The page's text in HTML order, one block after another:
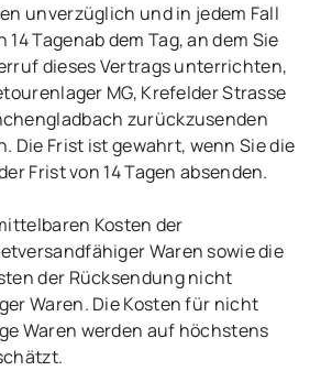
unverzüglich und in jedem Fall
14Tagenab dem Tag, an dem Sie
dieses Vertrags unterrichten,
MG, Krefelder Strasse
zurückzusenden
Die Frist ist gewahrt, wenn Sie die
Frist von 14 Tagen absenden.
Kosten der
Waren sowie die
der Rücksendung nicht
Waren. Die Kosten für nicht
Waren werden auf höchstens